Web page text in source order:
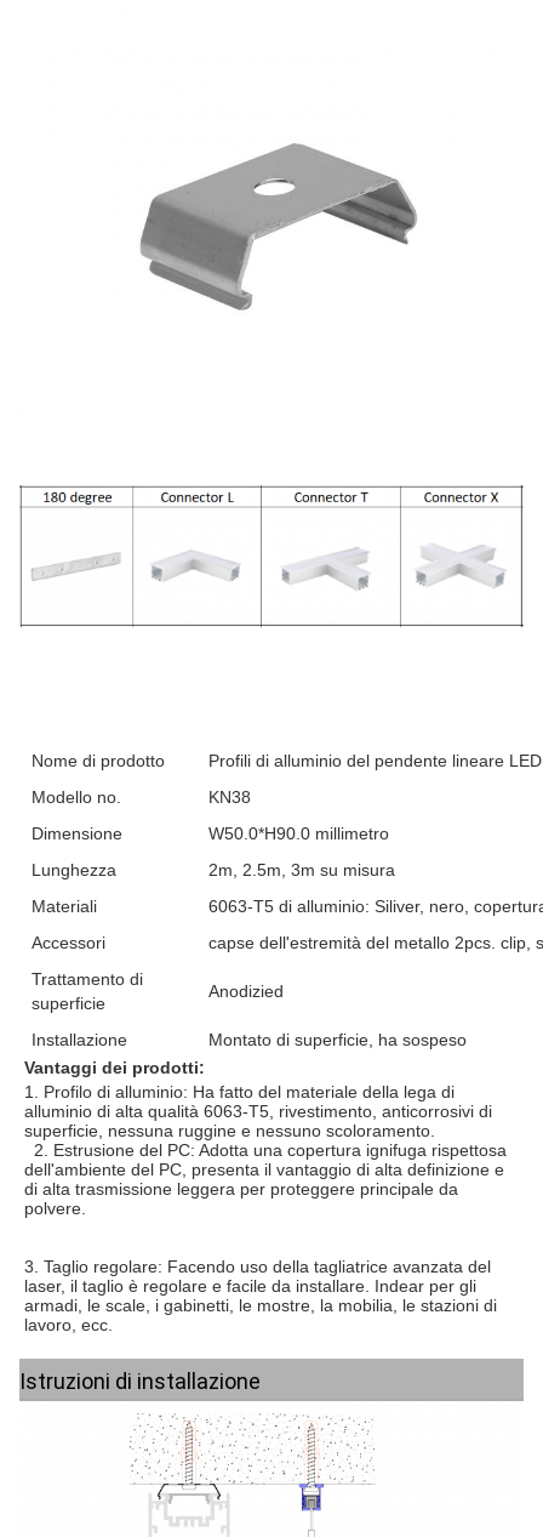
Nome di prodotto
Profili di alluminio del pendente lineare LED
Modello no.
KN38
Dimensione
W50.0*H90.0 millimetro
Lunghezza
2m, 2.5m, 3m su misura
Materiali
6063-T5 di alluminio: Siliver, nero,
Accessori
capse dell'estremità del metallo 2pcs. clip,
Trattamento di
superficie
Anodizied
Installazione
Montato di superficie, ha sospeso
Vantaggi dei prodotti:
1. Profilo di alluminio: Ha fatto del materiale della lega di
alluminio di alta qualità 6063-T5, rivestimento, anticorrosivi di
superficie, nessuna ruggine e nessuno scoloramento.
  2.
Estrusione del PC: Adotta una copertura ignifuga rispettosa
dell'ambiente del PC, presenta il vantaggio di alta definizione e
di alta trasmissione leggera per proteggere principale da
polvere.
3. Taglio regolare: Facendo uso della tagliatrice avanzata del
laser, il taglio è regolare e facile da installare. Indear per gli
armadi, le scale, i gabinetti, le mostre, la mobilia, le stazioni di
lavoro, ecc.
Istruzioni di installazione